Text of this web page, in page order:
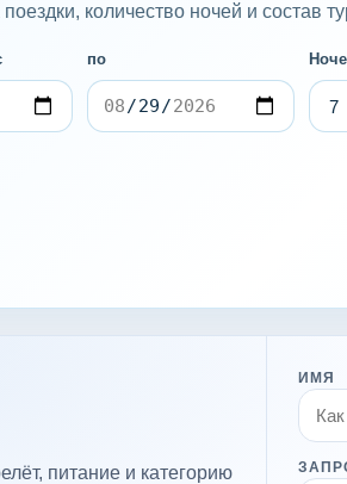
количество ночей и состав
по
питание и категорию
ИМЯ